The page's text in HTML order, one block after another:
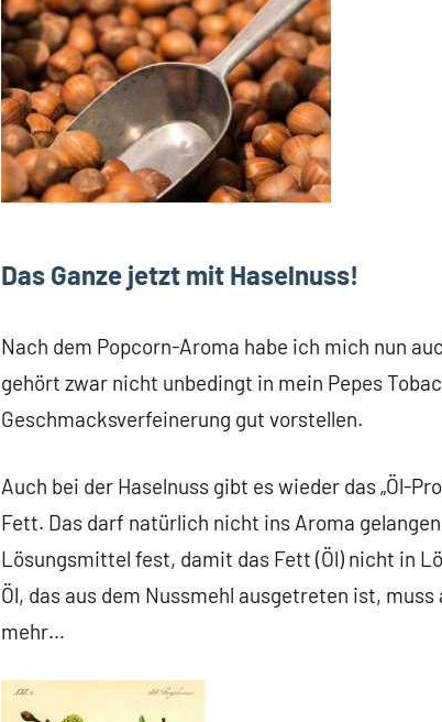
Das Ganze jetzt mit Haselnuss!
Nach dem Popcorn-Aroma habe ich mich nun
gehört zwar nicht unbedingt in mein Pepes
Geschmacksverfeinerung gut vorstellen.
Auch bei der Haselnuss gibt es wieder das „Öl-
Fett. Das darf natürlich nicht ins Aroma
Lösungsmittel fest, damit das Fett (Öl) nicht in
Öl, das aus dem Nussmehl ausgetreten ist,
mehr…